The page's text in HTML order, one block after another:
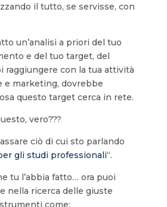
il tutto, se servisse, con
un’analisi a priori del tuo
e del tuo target, del
raggiungere con la tua attività
e marketing, dovrebbe
questo target cerca in rete.
vero???
ciò di cui sto parlando
gli studi professionali“.
tu l’abbia fatto… ora puoi
nella ricerca delle giuste
come: